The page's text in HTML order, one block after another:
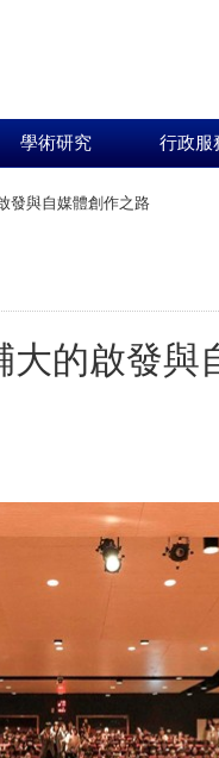
學術研究 行政服
發與自媒體創作之路
大的啟發與